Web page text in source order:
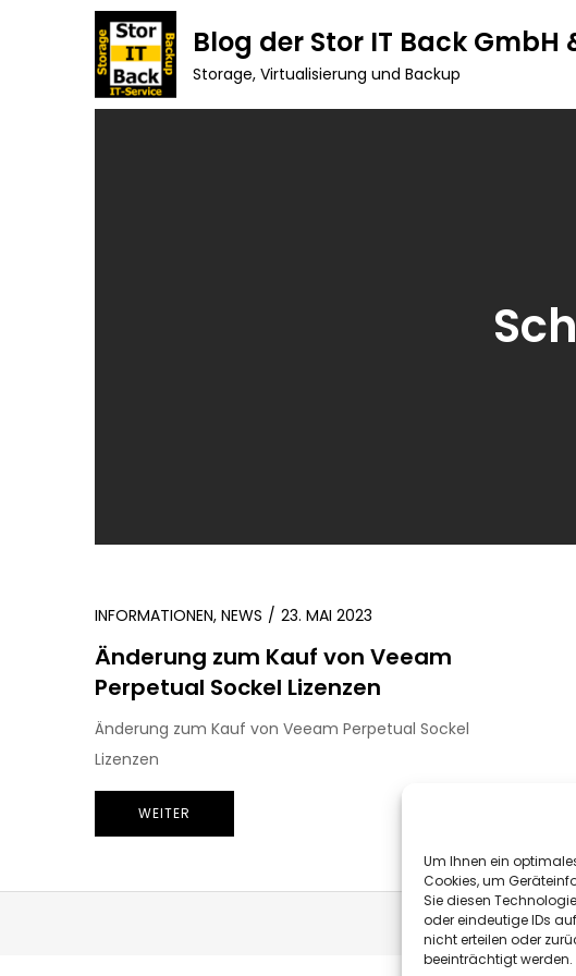
Um Ihnen ein
Cookies, um
Sie diesen
oder eindeutige IDs
nicht erteilen oder
beeinträchtigt werden.
Blog der Stor IT Back GmbH
Storage, Virtualisierung und Backup
INFORMATIONEN, NEWS 23. MAI 2023
Änderung zum Kauf von Veeam
Perpetual Sockel Lizenzen
Änderung zum Kauf von Veeam Perpetual Sockel
Lizenzen
WEITER